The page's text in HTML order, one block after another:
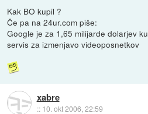
Kak BO kupil ?
Če pa na 24ur.com piše:
Google je za 1,65 milijarde dolarjev
servis za izmenjavo videoposnetkov
xabre
:: 10. okt 2006, 22:59